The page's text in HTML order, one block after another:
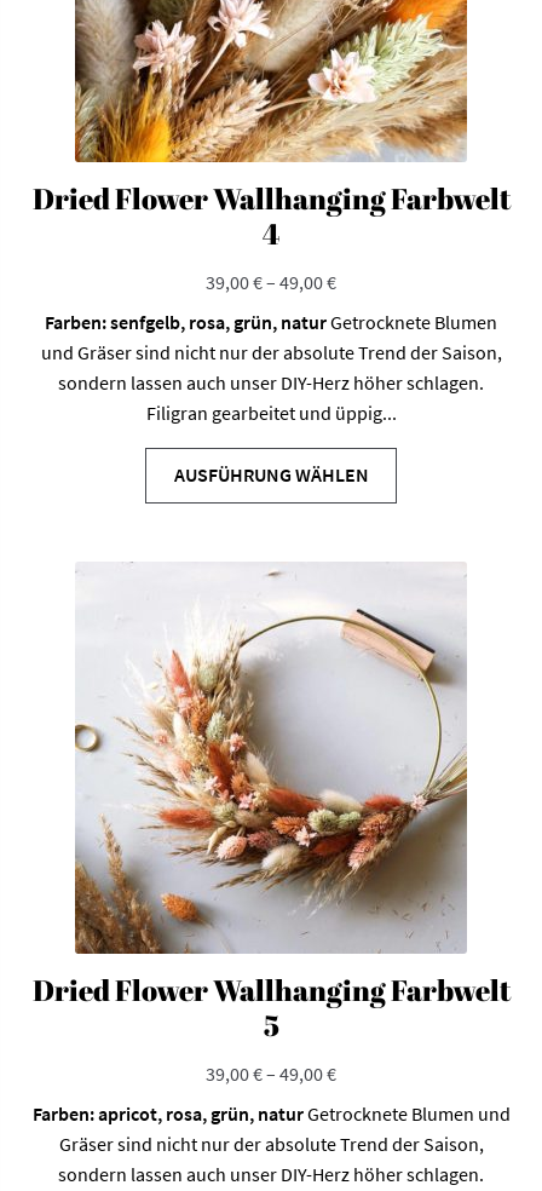
gewählt
werden
Dried Flower Wallhanging Farbwelt
4
39,00€– 49,00€
Farben: senfgelb, rosa, grün, naturGetrocknete Blumen
und Gräser sind nicht nur der absolute Trend der Saison,
sondern lassen auch unser DIY-Herz höher schlagen.
Filigran gearbeitet und üppig...
AUSFÜHRUNG WÄHLEN
weist
Varianten
Die
Optionen
können
Produktseite
gewählt
werden
Dried Flower Wallhanging Farbwelt
5
39,00€– 49,00€
Farben: apricot, rosa, grün, naturGetrocknete Blumen und
Gräser sind nicht nur der absolute Trend der Saison,
sondern lassen auch unser DIY-Herz höher schlagen.